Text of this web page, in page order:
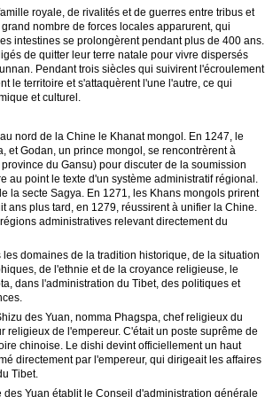
royale, de rivalités et de guerres entre tribus et
nombre de forces locales apparurent, qui
intestines se prolongèrent pendant plus de 400 ans.
de quitter leur terre natale pour vivre dispersés
Pendant trois siècles qui suivirent l'écroulement
le territoire et s'attaquèrent l'une l'autre, ce qui
et culturel.
nord de la Chine le Khanat mongol. En 1247, le
et Godan, un prince mongol, se rencontrèrent à
du Gansu) pour discuter de la soumission
au point le texte d'un système administratif régional.
la secte Sagya. En 1271, les Khans mongols prirent
ans plus tard, en 1279, réussirent à unifier la Chine.
administratives relevant directement du
domaines de la tradition historique, de la situation
de l'ethnie et de la croyance religieuse, le
dans l'administration du Tibet, des politiques et
des Yuan, nomma Phagspa, chef religieux du
religieux de l'empereur. C'était un poste suprême de
chinoise. Le dishi devint officiellement un haut
directement par l'empereur, qui dirigeait les affaires
Tibet.
Yuan établit le Conseil d'administration générale